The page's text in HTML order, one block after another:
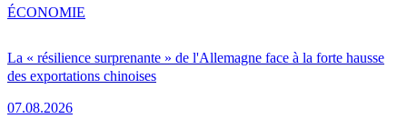
La « résilience surprenante » de l'Allemagne face à la forte hausse
des exportations chinoises
07.08.2026
ÉCONOMIE